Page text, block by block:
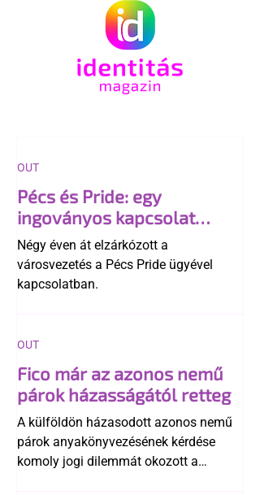
Pécs és Pride: egy
ingoványos kapcsolat
története
Négy éven át elzárkózott a
városvezetés a Pécs Pride ügyével
kapcsolatban.
OUT
Fico már az azonos nemű
párok házasságától retteg
A külföldön házasodott azonos nemű
párok anyakönyvezésének kérdése
komoly jogi dilemmát okozott a
OUT